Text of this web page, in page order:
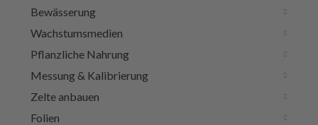
Bewässerung
Wachstumsmedien
Pflanzliche Nahrung
Messung & Kalibrierung
Zelte anbauen
Folien